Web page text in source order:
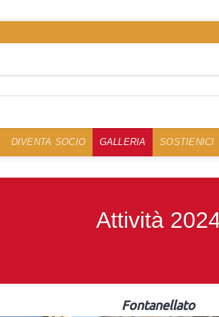
DIVENTA SOCIO GALLERIA SOSTIENICI
Attività
Fontanellato